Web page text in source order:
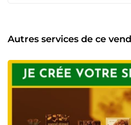
Autres services de ce